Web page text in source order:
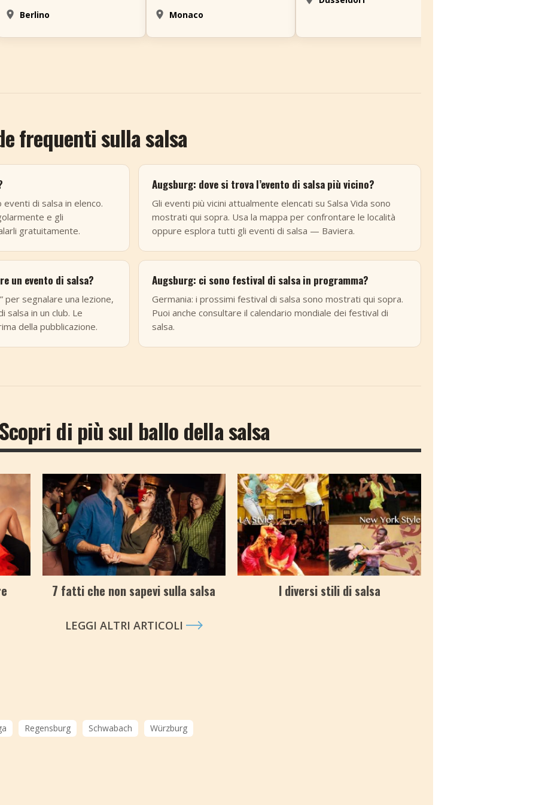
Berlino
Monaco
frequenti sulla salsa
di salsa in elenco.
e gli
gratuitamente.
Augsburg: dove si trova l’evento di salsa più vicino?
Gli eventi più vicini attualmente elencati su Salsa Vida sono
mostrati qui sopra. Usa la mappa per confrontare le località
oppure esplora tutti gli eventi di salsa — Baviera.
un evento di salsa?
” per segnalare una lezione,
salsa in un club. Le
della pubblicazione.
Augsburg: ci sono festival di salsa in programma?
Germania: i prossimi festival di salsa sono mostrati qui sopra.
Puoi anche consultare il calendario mondiale dei festival di
salsa.
di più sul ballo della salsa
7 fatti che non sapevi sulla salsa I diversi stili di salsa
LEGGI ALTRI ARTICOLI
Regensburg Schwabach Würzburg